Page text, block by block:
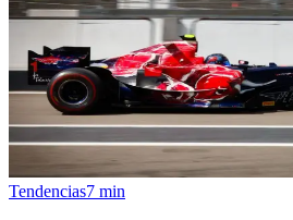
Tendencias7 min